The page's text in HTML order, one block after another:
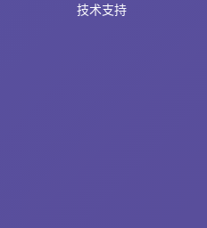
技术支持